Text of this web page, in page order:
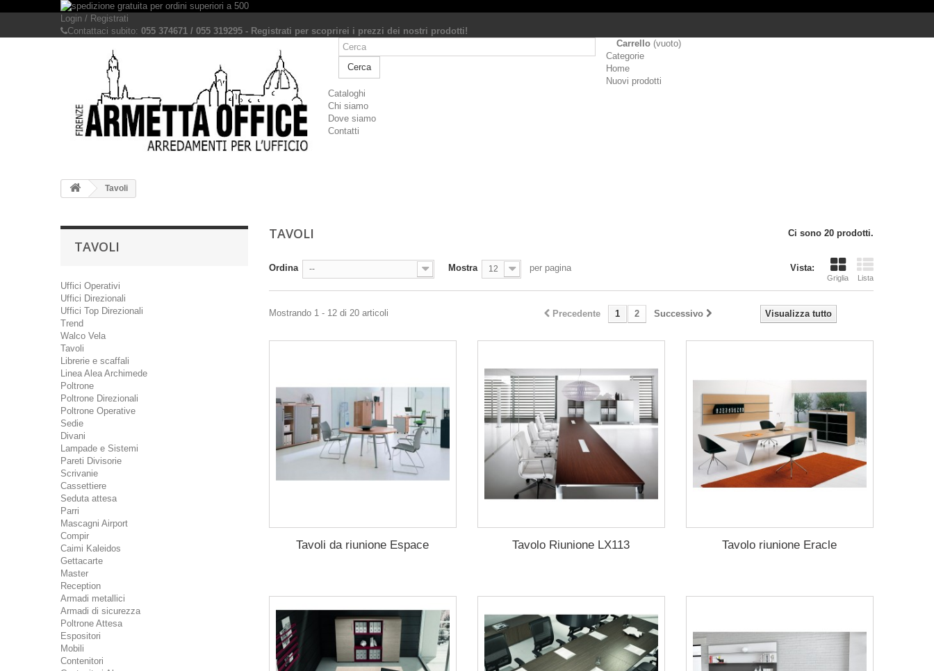
Login / Registrati
Contattaci subito: 055 374671 / 055 319295 - Registrati per scoprirei i prezzi dei nostri prodotti!
Cerca
Carrello (vuoto)
Categorie
Home
Nuovi prodotti
Cataloghi
Chi siamo
Dove siamo
Contatti
Tavoli
TAVOLI
Uffici Operativi
Uffici Direzionali
Uffici Top Direzionali
Trend
Walco Vela
Tavoli
Librerie e scaffali
Linea Alea Archimede
Poltrone
Poltrone Direzionali
Poltrone Operative
Sedie
Divani
Lampade e Sistemi
Pareti Divisorie
Scrivanie
Cassettiere
Seduta attesa
Parri
Mascagni Airport
Compir
Caimi Kaleidos
Gettacarte
Master
Reception
Armadi metallici
Armadi di sicurezza
Poltrone Attesa
Espositori
Mobili
Contenitori
TAVOLI Ci sono 20 prodotti.
Vista:
Griglia Lista
Ordina -- Mostra 12 per pagina
Visualizza tutto
Precedente 1 2 Successivo
Mostrando 1 - 12 di 20 articoli
Tavoli da riunione Espace Tavolo Riunione LX113 Tavolo riunione Eracle